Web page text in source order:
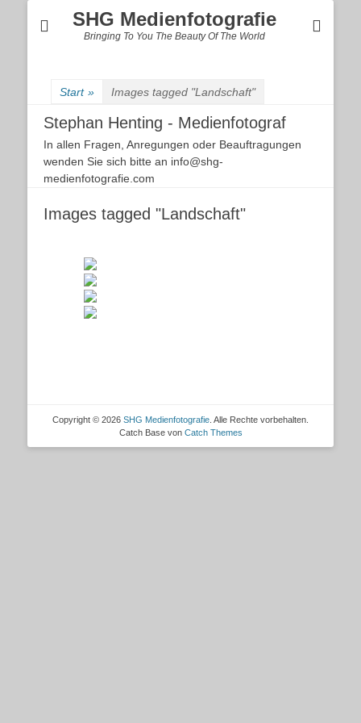
SHG Medienfotografie
Bringing To You The Beauty Of The World
Start » Images tagged "Landschaft"
Stephan Henting - Medienfotograf
In allen Fragen, Anregungen oder Beauftragungen
wenden Sie sich bitte an info@shg-
medienfotografie.com
Images tagged "Landschaft"
Copyright © 2026 SHG Medienfotografie . Alle Rechte vorbehalten.
Catch Base von Catch Themes